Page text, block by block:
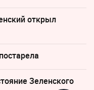
открыл
Зеленского